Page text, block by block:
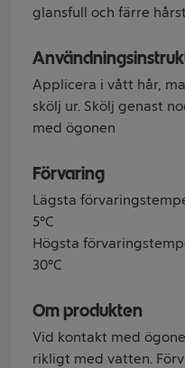
glansfull och färre
Applicera i vått hår,
skölj ur. Skölj genast
med ögonen
Förvaring
Lägsta
5°C
Högsta
30°C
Om produkten
Vid kontakt med
rikligt med vatten.